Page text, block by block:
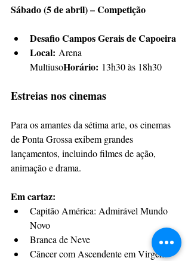
Sábado (5 de abril) – Competição
Desafio Campos Gerais de Capoeira
Local: Arena
MultiusoHorário: 13h30 às 18h30
Estreias nos cinemas
Para os amantes da sétima arte, os cinemas
de Ponta Grossa exibem grandes
lançamentos, incluindo filmes de ação,
animação e drama.
Em cartaz:
Capitão América: Admirável Mundo
Novo
Branca de Neve
Câncer com Ascendente em Virgem